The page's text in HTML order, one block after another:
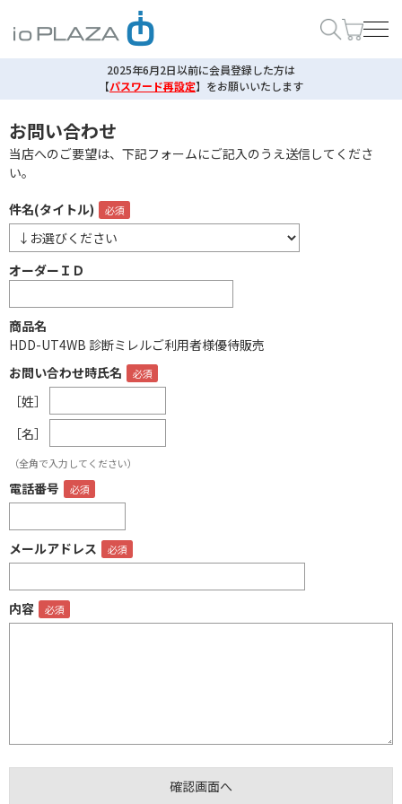
2025年6月2日以前に会員登録した方は
【パスワード再設定】 をお願いいたします
お問い合わせ
当店へのご要望は、下記フォームにご記入のうえ送信してくださ
い。
件名(タイトル)
オーダーＩＤ
商品名
HDD-UT4WB 診断ミレルご利用者様優待販売
お問い合わせ時氏名
［姓］
［名］
（全角で入力してください）
電話番号
メールアドレス
内容